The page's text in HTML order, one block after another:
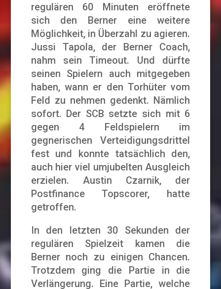
regulären 60 Minuten eröffnete
sich den Berner eine weitere
Möglichkeit, in Überzahl zu agieren.
Jussi Tapola, der Berner Coach,
nahm sein Timeout. Und dürfte
seinen Spielern auch mitgegeben
haben, wann er den Torhüter vom
Feld zu nehmen gedenkt. Nämlich
sofort. Der SCB setzte sich mit 6
gegen 4 Feldspielern im
gegnerischen Verteidigungsdrittel
fest und konnte tatsächlich den,
auch hier viel umjubelten Ausgleich
erzielen. Austin Czarnik, der
Postfinance Topscorer, hatte
getroffen.
In den letzten 30 Sekunden der
regulären Spielzeit kamen die
Berner noch zu einigen Chancen.
Trotzdem ging die Partie in die
Verlängerung. Eine Partie, welche